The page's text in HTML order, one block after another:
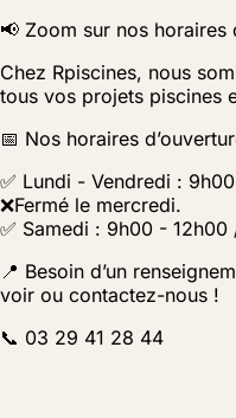
📢 Zoom sur nos horaires
Chez Rpiscines, nous
tous vos projets piscines
📅 Nos horaires
✅ Lundi - Vendredi :
❌Fermé le mercredi.
✅ Samedi : 9h00 - 12h00
📍 Besoin d’un
voir ou contactez-nous !
📞 03 29 41 28 44